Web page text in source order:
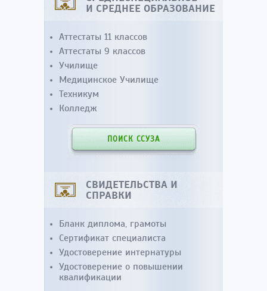
И СРЕДНЕЕ ОБРАЗОВАНИЕ
Аттестаты 11 классов
Аттестаты 9 классов
Училище
Медицинское Училище
Техникум
Колледж
ПОИСК ССУЗА
СВИДЕТЕЛЬСТВА И
СПРАВКИ
Бланк диплома, грамоты
Сертификат специалиста
Удостоверение интернатуры
Удостоверение о повышении
квалификации